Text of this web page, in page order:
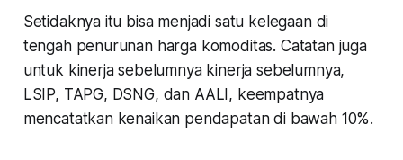
Setidaknya itu bisa menjadi satu kelegaan di
tengah penurunan harga komoditas. Catatan juga
untuk kinerja sebelumnya kinerja sebelumnya,
LSIP, TAPG, DSNG, dan AALI, keempatnya
mencatatkan kenaikan pendapatan di bawah 10%.